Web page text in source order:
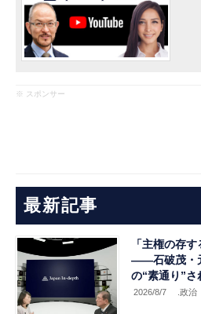
※ スポンサー
最新記事
「主権の存
――石破茂・
の“素通り”さ
2026/8/7 .政治